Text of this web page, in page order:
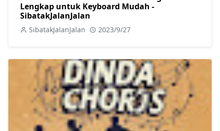
Lengkap untuk Keyboard Mudah -
SibatakJalanJalan
SibatakJalanJalan 2023/9/27